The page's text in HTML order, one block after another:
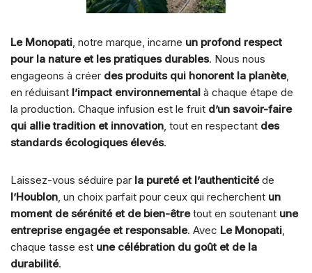
Le Monopati, notre marque, incarne un profond respect
pour la nature et les pratiques durables. Nous nous
engageons à créer des produits qui honorent la planète,
en réduisant l’impact environnemental à chaque étape de
la production. Chaque infusion est le fruit d’un savoir-faire
qui allie tradition et innovation, tout en respectant des
standards écologiques élevés.
Laissez-vous séduire par la pureté et l’authenticitéde
l’Houblon, un choix parfait pour ceux qui recherchent un
moment de sérénité et de bien-êtretout en soutenant une
entreprise engagée et responsable. Avec Le Monopati,
chaque tasse est une célébration du goût et de la
durabilité.